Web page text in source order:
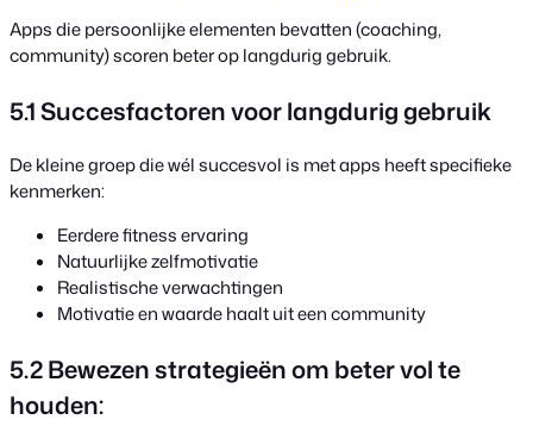
Apps die persoonlijke elementen bevatten (coaching,
community) scoren beter op langdurig gebruik.
5.1 Succesfactoren voor langdurig gebruik
De kleine groep die wél succesvol is met apps heeft specifieke
kenmerken:
Eerdere fitness ervaring
Natuurlijke zelfmotivatie
Realistische verwachtingen
Motivatie en waarde haalt uit een community
5.2 Bewezen strategieën om beter vol te
houden: